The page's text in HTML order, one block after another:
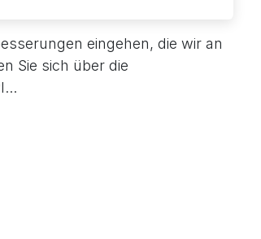
eingehen, die wir an
Sie sich über die